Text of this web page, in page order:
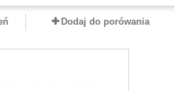
Dodaj do porówania